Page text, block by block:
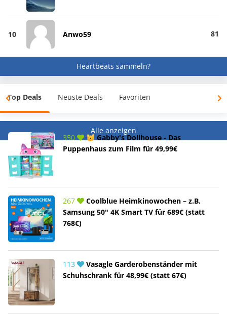
10 Anwo59 81
Heartbeats sammeln?
Top Deals Neuste Deals Favoriten
Alle anzeigen
350
😽 Gabby's Dollhouse - Das
Puppenhaus zum Film für 49,99€
267
Coolblue Heimkinowochen – z.B.
Samsung 50" 4K Smart TV für 689€ (statt
768€)
113
Vasagle Garderobenständer mit
Schuhschrank für 48,99€ (statt 67€)